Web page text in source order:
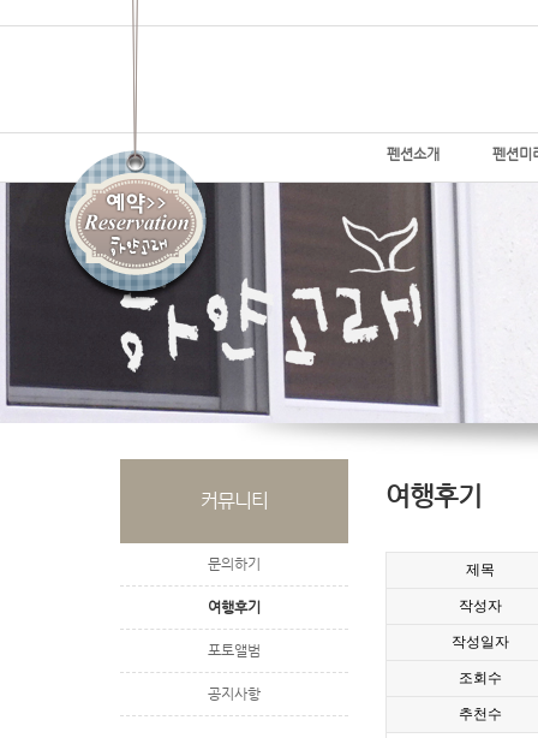
펜션소개 펜션미
커뮤니티
문의하기
여행후기
포토앨범
공지사항
여행후기
제목
작성자
작성일자
조회수
추천수